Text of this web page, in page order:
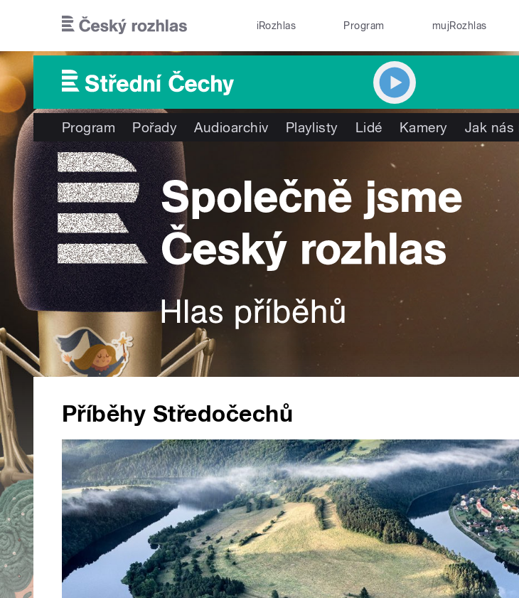
iRozhlas Program mujRozhlas
Program Pořady Audioarchiv Playlisty Lidé Kamery Jak nás
Příběhy Středočechů